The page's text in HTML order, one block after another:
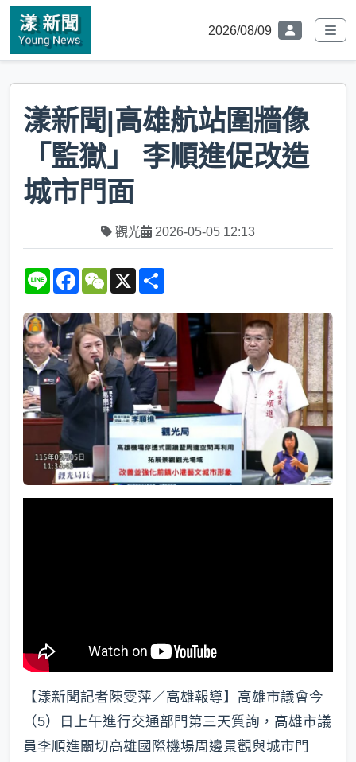
2026/08/09
漾新聞|高雄航站圍牆像
「監獄」 李順進促改造
城市門面
觀光 2026-05-05 12:13
L
e
F
e
b
o
o
k
W
h
a
t
X
r
e
【漾新聞記者陳雯萍／高雄報導】高雄市議會今
（5）日上午進行交通部門第三天質詢，高雄市議
員李順進關切高雄國際機場周邊景觀與城市門